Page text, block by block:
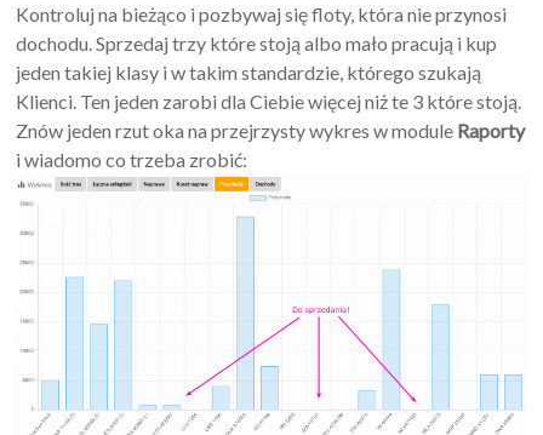
Kontroluj na bieżąco i pozbywaj się floty, która nie przynosi
dochodu. Sprzedaj trzy które stoją albo mało pracują i kup
jeden takiej klasy i w takim standardzie, którego szukają
Klienci. Ten jeden zarobi dla Ciebie więcej niż te 3 które stoją.
Znów jeden rzut oka na przejrzysty wykres w module Raporty
i wiadomo co trzeba zrobić: